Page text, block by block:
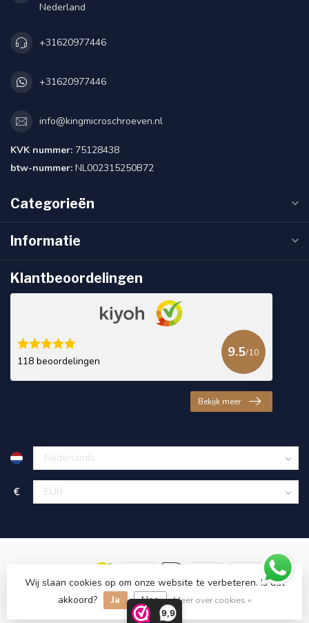
9,9
Nederland
+31620977446
+31620977446
info@kingmicroschroeven.nl
KVK nummer: 75128438
btw-nummer: NL002315250B72
Categorieën
Informatie
Klantbeoordelingen
118 beoordelingen
9.5/10
Bekijk meer
€
© Copyright 2026 KING Microschroeven
Wij slaan cookies op om onze website te verbeteren. Is dat
akkoord?
Ja Nee Meer over cookies »